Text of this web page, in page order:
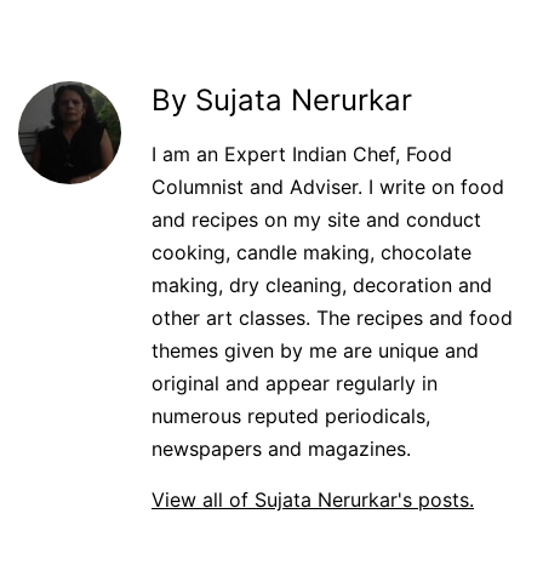
By Sujata Nerurkar
I am an Expert Indian Chef, Food
Columnist and Adviser. I write on food
and recipes on my site and conduct
cooking, candle making, chocolate
making, dry cleaning, decoration and
other art classes. The recipes and food
themes given by me are unique and
original and appear regularly in
numerous reputed periodicals,
newspapers and magazines.
View all of Sujata Nerurkar's posts.